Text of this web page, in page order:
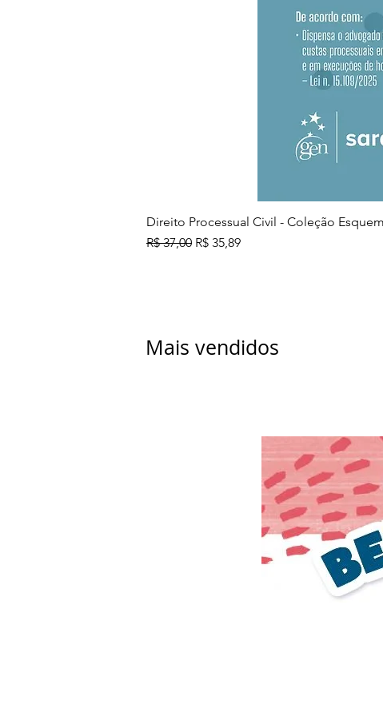
Direito Processual Civil - Coleção
Preço normal
R$ 37,00 Preço promocional
R$ 35,89
Mais vendidos